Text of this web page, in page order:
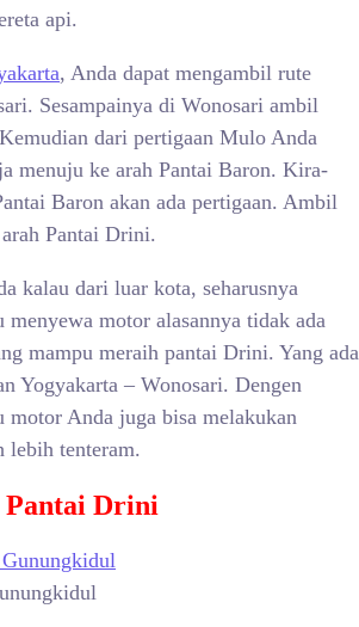
api.
, Anda dapat mengambil rute
Sesampainya di Wonosari ambil
dari pertigaan Mulo Anda
menuju ke arah Pantai Baron. Kira-
Baron akan ada pertigaan. Ambil
Pantai Drini.
kalau dari luar kota, seharusnya
menyewa motor alasannya tidak ada
mampu meraih pantai Drini. Yang ada
Yogyakarta – Wonosari. Dengen
motor Anda juga bisa melakukan
lebih tenteram.
Pantai Drini